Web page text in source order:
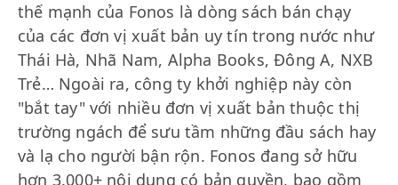
thế mạnh của Fonos là dòng sách bán chạy
của các đơn vị xuất bản uy tín trong nước như
Thái Hà, Nhã Nam, Alpha Books, Đông A, NXB
Trẻ… Ngoài ra, công ty khởi nghiệp này còn
"bắt tay" với nhiều đơn vị xuất bản thuộc thị
trường ngách để sưu tầm những đầu sách hay
và lạ cho người bận rộn. Fonos đang sở hữu
hơn 3.000+ nội dung có bản quyền, bao gồm